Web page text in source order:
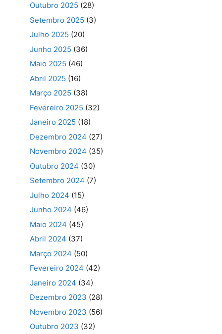
Outubro 2025 (28)
Setembro 2025 (3)
Julho 2025 (20)
Junho 2025 (36)
Maio 2025 (46)
Abril 2025 (16)
Março 2025 (38)
Fevereiro 2025 (32)
Janeiro 2025 (18)
Dezembro 2024 (27)
Novembro 2024 (35)
Outubro 2024 (30)
Setembro 2024 (7)
Julho 2024 (15)
Junho 2024 (46)
Maio 2024 (45)
Abril 2024 (37)
Março 2024 (50)
Fevereiro 2024 (42)
Janeiro 2024 (34)
Dezembro 2023 (28)
Novembro 2023 (56)
Outubro 2023 (32)